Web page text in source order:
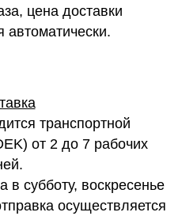
цена доставки
автоматически.
транспортной
от 2 до 7 рабочих
субботу, воскресенье
осуществляется